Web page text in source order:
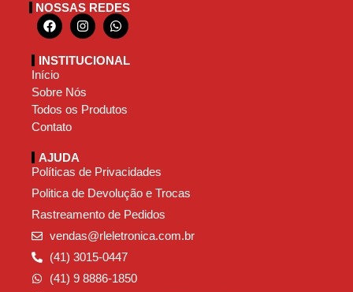
NOSSAS REDES
INSTITUCIONAL
Início
Sobre Nós
Todos os Produtos
Contato
AJUDA
Políticas de Privacidades
Politica de Devolução e Trocas
Rastreamento de Pedidos
vendas@rleletronica.com.br
(41) 3015-0447
(41) 9 8886-1850